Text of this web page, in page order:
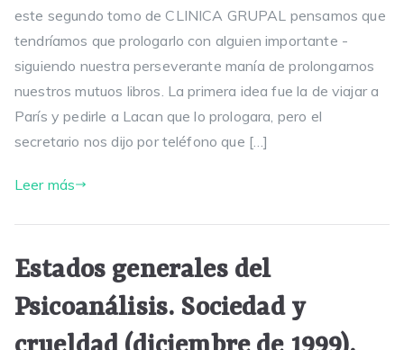
este segundo tomo de CLINICA GRUPAL pensamos que
tendríamos que prologarlo con alguien importante -
siguiendo nuestra perseverante manía de prolongarnos
nuestros mutuos libros. La primera idea fue la de viajar a
París y pedirle a Lacan que lo prologara, pero el
secretario nos dijo por teléfono que […]
Leer más
Estados generales del
Psicoanálisis. Sociedad y